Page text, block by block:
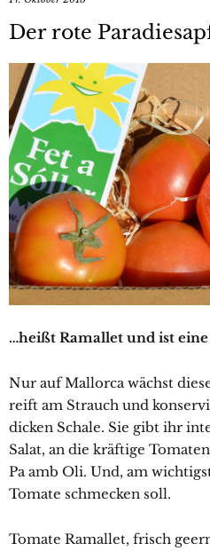
Der rote
…heißt Ramallet und ist
Nur auf Mallorca wächst
reift am Strauch und
dicken Schale. Sie gibt ihr
Salat, an die kräftige
Pa amb Oli. Und, am
Tomate schmecken soll.
Tomate Ramallet, frisch